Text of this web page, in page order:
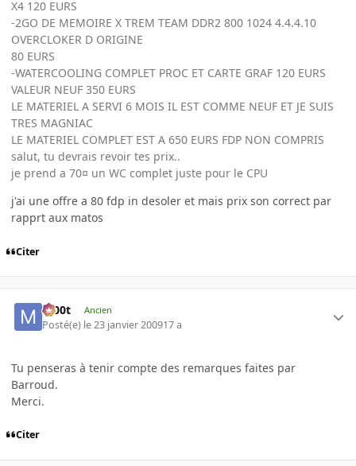
X4 120 EURS
-2GO DE MEMOIRE X TREM TEAM DDR2 800 1024 4.4.4.10
OVERCLOKER D ORIGINE
80 EURS
-WATERCOOLING COMPLET PROC ET CARTE GRAF 120 EURS
VALEUR NEUF 350 EURS
LE MATERIEL A SERVI 6 MOIS IL EST COMME NEUF ET JE SUIS
TRES MAGNIAC
LE MATERIEL COMPLET EST A 650 EURS FDP NON COMPRIS
salut, tu devrais revoir tes prix..
je prend a 70¤ un WC complet juste pour le CPU
j'ai une offre a 80 fdp in desoler et mais prix son correct par
rapprt aux matos
Citer
m00t Ancien
Posté(e) le 23 janvier 200917 a
Tu penseras à tenir compte des remarques faites par
Barroud.
Merci.
Citer